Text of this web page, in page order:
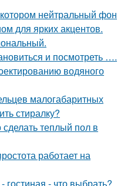
нейтральный фон
для ярких акцентов.
и посмотреть ….
водяного
малогабаритных
стиралку?
теплый пол в
работает на
гостиная - что выбрать?